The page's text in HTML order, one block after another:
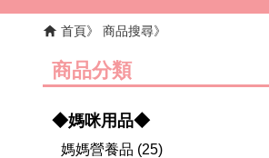
首頁 商品搜尋
商品分類
◆媽咪用品◆
媽媽營養品 (25)